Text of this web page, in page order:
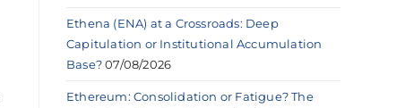
Ethena (ENA) at a Crossroads: Deep
Capitulation or Institutional Accumulation
Base? 07/08/2026
Ethereum: Consolidation or Fatigue? The